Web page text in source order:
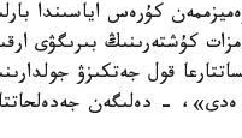
كۇرەس اياسىندا
كۇشتەرىنىڭ بىرىگۋى
قول جەتكىزۋ
ەدى»، - دەلىگەن